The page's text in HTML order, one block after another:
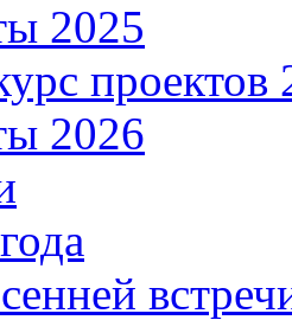
2025
проектов
2026